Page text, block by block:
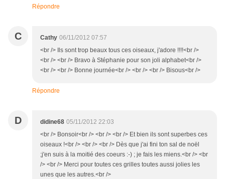
Répondre
C Cathy 06/11/2012 07:57
<br /> Ils sont trop beaux tous ces oiseaux, j'adore !!!!<br />
<br /> <br /> Bravo à Stéphanie pour son joli alphabet<br />
<br /> <br /> Bonne journée<br /> <br /> <br /> Bisous<br />
Répondre
D didine68 05/11/2012 22:03
<br /> Bonsoir<br /> <br /> <br /> Et bien ils sont superbes ces
oiseaux !<br /> <br /> <br /> Dès que j'ai fini ton sal de noël
;j'en suis à la moitié des coeurs :-) ; je fais les miens.<br /> <br
/> <br /> Merci pour toutes ces grilles toutes aussi jolies les
unes que les autres.<br />